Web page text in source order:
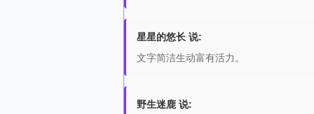
星星的悠长 说:
文字简洁生动富有活力。
野生迷鹿 说: